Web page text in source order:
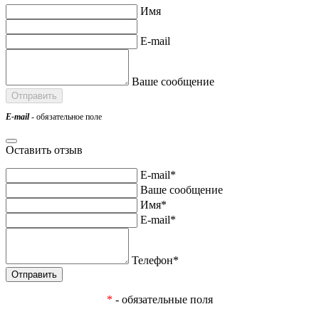
Имя
E-mail
Ваше сообщение
E-mail- обязательное поле
Оставить отзыв
E-mail*
Ваше сообщение
Имя*
E-mail*
Телефон*
* - обязательные поля